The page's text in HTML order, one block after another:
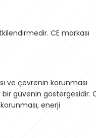
CE markası
ve çevrenin korunması
güvenin göstergesidir.
enerji